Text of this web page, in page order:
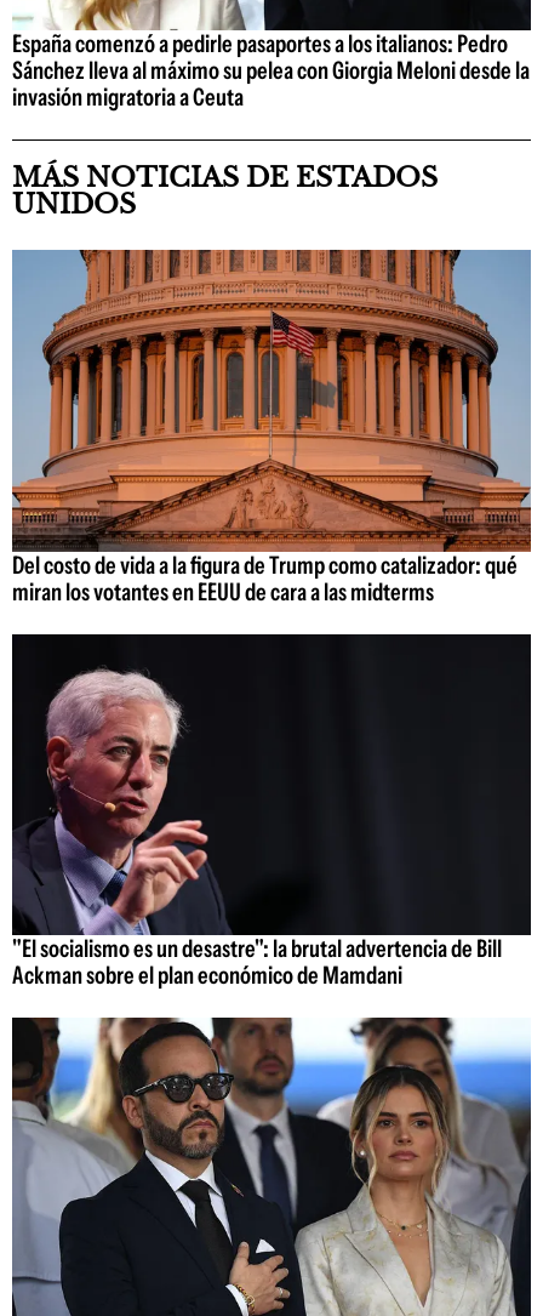
España comenzó a pedirle pasaportes a los italianos: Pedro
Sánchez lleva al máximo su pelea con Giorgia Meloni desde la
invasión migratoria a Ceuta
MÁS NOTICIAS DE ESTADOS
UNIDOS
Del costo de vida a la figura de Trump como catalizador: qué
miran los votantes en EEUU de cara a las midterms
"El socialismo es un desastre": la brutal advertencia de Bill
Ackman sobre el plan económico de Mamdani